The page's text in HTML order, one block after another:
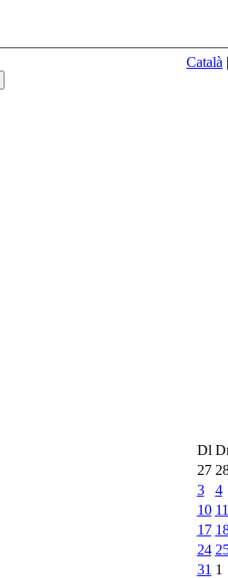
Català
Dl
27
3
4
10 11
17
24
31 1